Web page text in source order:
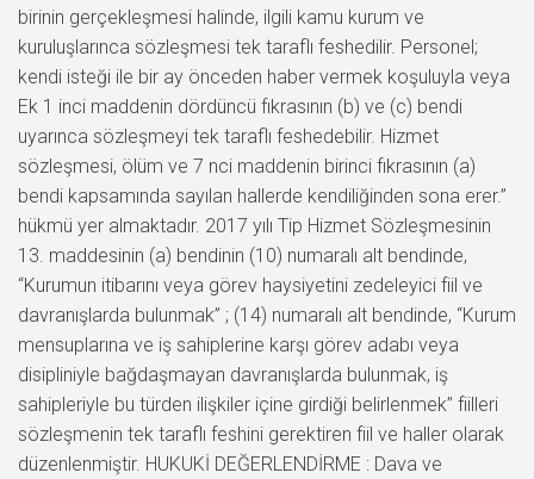
birinin gerçekleşmesi halinde, ilgili kamu kurum ve
kuruluşlarınca sözleşmesi tek taraflı feshedilir. Personel;
kendi isteği ile bir ay önceden haber vermek koşuluyla veya
Ek 1 inci maddenin dördüncü fıkrasının (b) ve (c) bendi
uyarınca sözleşmeyi tek taraflı feshedebilir. Hizmet
sözleşmesi, ölüm ve 7 nci maddenin birinci fıkrasının (a)
bendi kapsamında sayılan hallerde kendiliğinden sona erer.”
hükmü yer almaktadır. 2017 yılı Tip Hizmet Sözleşmesinin
13. maddesinin (a) bendinin (10) numaralı alt bendinde,
“Kurumun itibarını veya görev haysiyetini zedeleyici fiil ve
davranışlarda bulunmak” ; (14) numaralı alt bendinde, “Kurum
mensuplarına ve iş sahiplerine karşı görev adabı veya
disipliniyle bağdaşmayan davranışlarda bulunmak, iş
sahipleriyle bu türden ilişkiler içine girdiği belirlenmek” fiilleri
sözleşmenin tek taraflı feshini gerektiren fiil ve haller olarak
düzenlenmiştir. HUKUKİ DEĞERLENDİRME : Dava ve